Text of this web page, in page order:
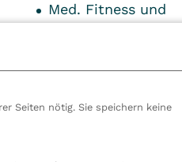
Med. Fitness und
Seiten nötig. Sie speichern keine